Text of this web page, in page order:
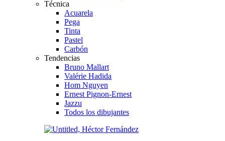
Técnica
Acuarela
Pega
Tinta
Pastel
Carbón
Tendencias
Bruno Mallart
Valérie Hadida
Hom Nguyen
Ernest Pignon-Ernest
Jazzu
Todos los dibujantes